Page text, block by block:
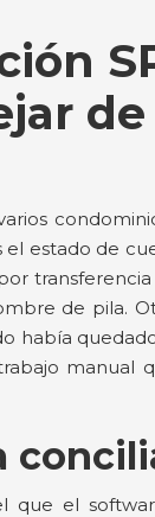
el estado de
de pila.
había
manual
que el